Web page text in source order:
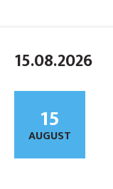
15.08.2026
15
AUGUST